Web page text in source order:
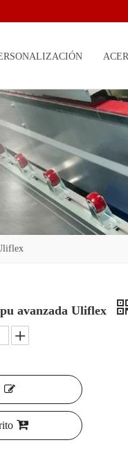
DE
avanzada Uliflex